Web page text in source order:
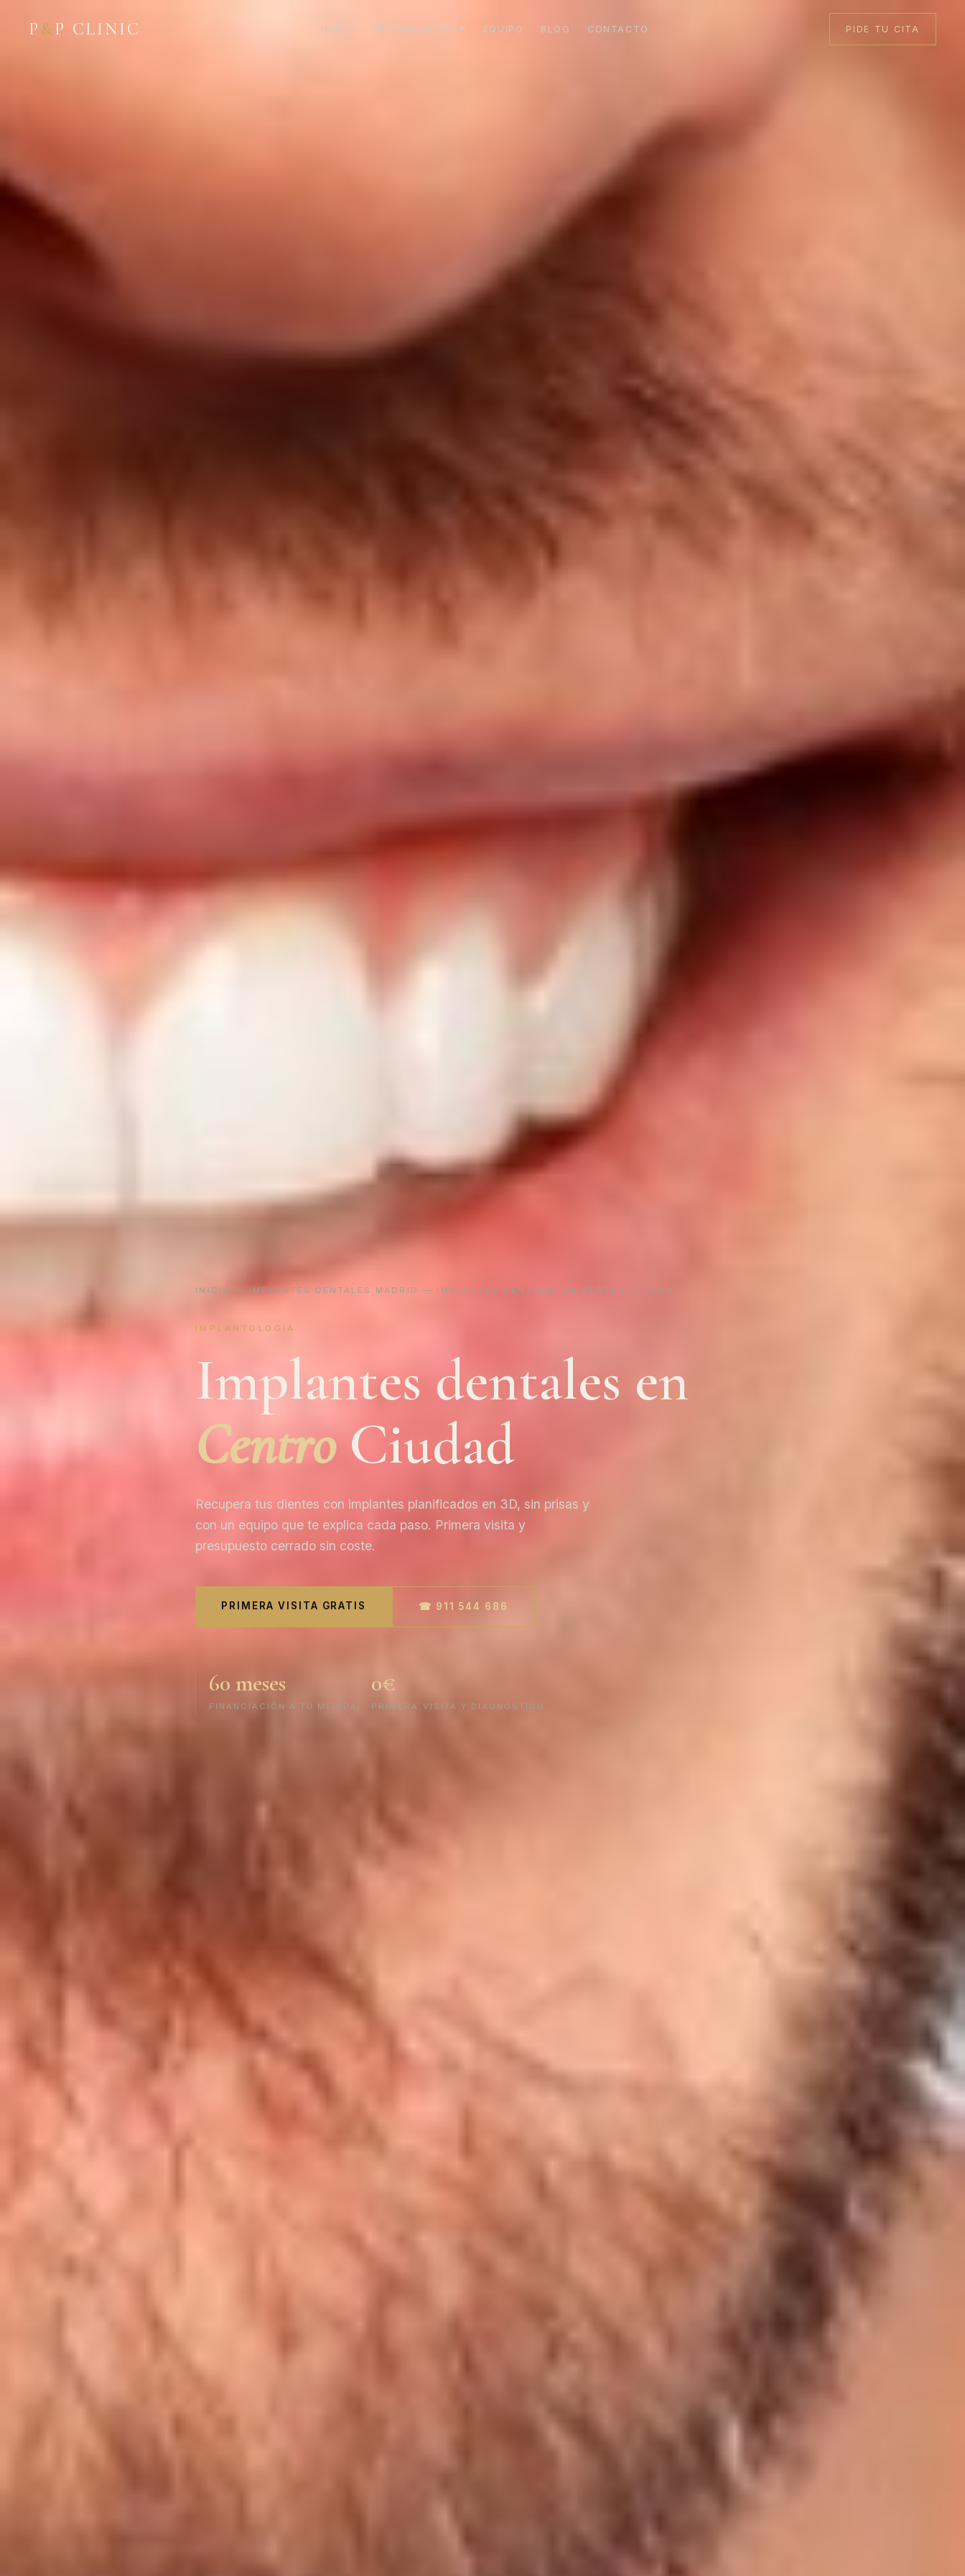
P &P CLINIC INICIO TRATAMIENTOS ▾ EQUIPO BLOG CONTACTO PIDE TU CITA
INICIO — IMPLANTES DENTALES MADRID — IMPLANTES DENTALES EN CENTRO CIUDAD
IMPLANTOLOGÍA
Implantes dentales en
CentroCiudad
Recupera tus dientes con implantes planificados en 3D, sin prisas y
con un equipo que te explica cada paso. Primera visita y
presupuesto cerrado sin coste.
PRIMERA VISITA GRATIS ☎ 911 544 686
60 meses
FINANCIACIÓN A TU MEDIDA
0€
PRIMERA VISITA Y DIAGNÓSTICO